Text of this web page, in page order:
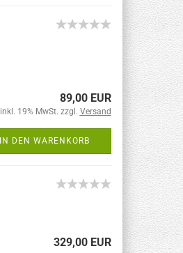
89,00 EUR
inkl. 19% MwSt. zzgl. Versand
IN DEN WARENKORB
329,00 EUR